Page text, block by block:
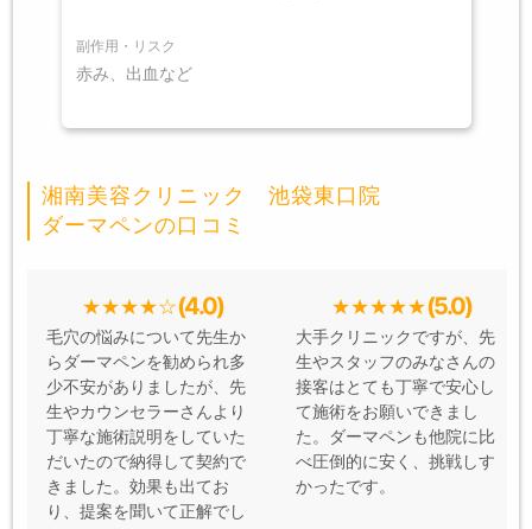
副作用・リスク
赤み、出血など
湘南美容クリニック 池袋東口院
ダーマペンの口コミ
(4.0)
毛穴の悩みについて先生か
らダーマペンを勧められ多
少不安がありましたが、先
生やカウンセラーさんより
丁寧な施術説明をしていた
だいたので納得して契約で
きました。効果も出てお
り、提案を聞いて正解でし
(5.0)
大手クリニックですが、先
生やスタッフのみなさんの
接客はとても丁寧で安心し
て施術をお願いできまし
た。ダーマペンも他院に比
べ圧倒的に安く、挑戦しす
かったです。